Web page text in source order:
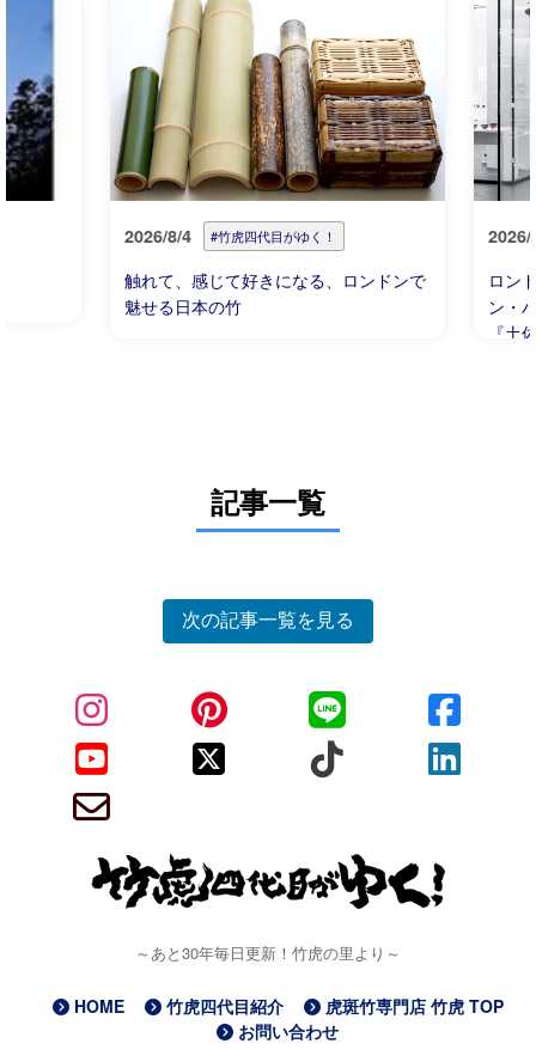
2026/8/4 #竹虎四代目がゆく！
触れて、感じて好きになる、ロンドンで
魅せる日本の竹
2026/
ロン
ン・
『土
記事一覧
次の記事一覧を見る
～あと30年毎日更新！竹虎の里より～
HOME 竹虎四代目紹介
虎斑竹専門店 竹虎 TOP
お問い合わせ